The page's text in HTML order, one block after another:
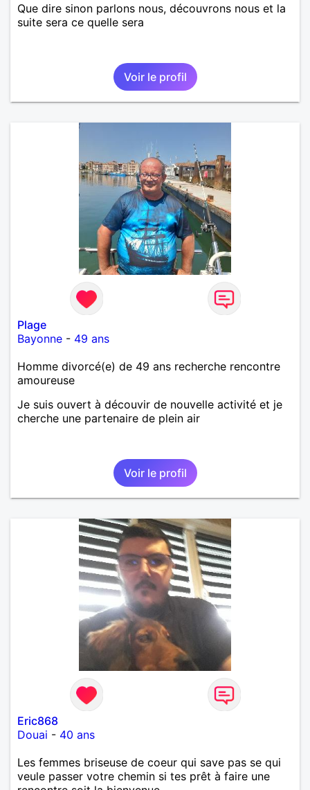
Que dire sinon parlons nous, découvrons nous et la
suite sera ce quelle sera
Voir le profil
Plage
Bayonne - 49 ans
Homme divorcé(e) de 49 ans recherche rencontre
amoureuse
Je suis ouvert à découvir de nouvelle activité et je
cherche une partenaire de plein air
Voir le profil
Eric868
Douai - 40 ans
Les femmes briseuse de coeur qui save pas se qui
veule passer votre chemin si tes prêt à faire une